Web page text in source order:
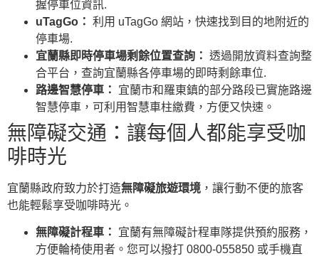
握停車位資訊.
uTagGo： 利用 uTagGo 網站，快速找到目的地附近的
停車場.
宜蘭縣即時停車場剩餘位置查詢： 透過開放資料查詢整
合平台，查詢宜蘭縣各停車場的即時剩餘車位.
路邊智慧停車：
宜蘭市和羅東鎮的部分路段已實施路邊
智慧停車，可利用智慧車柱繳費，方便又快速。
無障礙交通：讓每個人都能享受咖
啡時光
宜蘭縣政府致力於打造無障礙旅遊環境 ，讓行動不便的旅客
也能輕鬆享受咖啡時光。
無障礙計程車：
宜蘭有無障礙計程車隊提供預約服務，
方便輪椅使用者。您可以撥打 0800-055850 或手機直